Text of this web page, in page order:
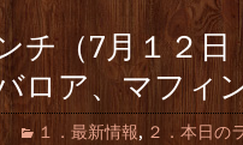
チ（7月１２日
ロア、マフィ
１．最新情報, ２．本日の